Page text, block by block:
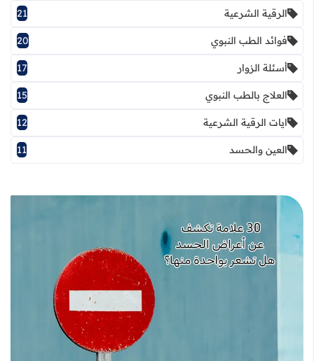
الرقية الشرعية 21
فوائد الطب النبوي 20
أسئلة الزوار 17
العلاج بالطب النبوي 15
ايات الرقية الشرعية 12
العين والحسد 11
قراءة المزيد عن أعراض الحسد بالتفصيل: 30 علامة مهمة للتمييز